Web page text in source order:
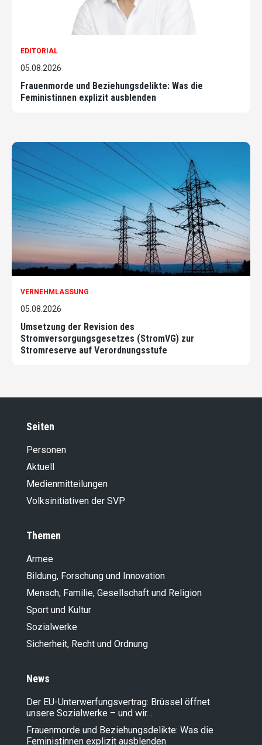
EDITORIAL
05.08.2026
Frauenmorde und Beziehungsdelikte: Was die
Feministinnen explizit ausblenden
VERNEHMLASSUNG
05.08.2026
Umsetzung der Revision des
Stromversorgungsgesetzes (StromVG) zur
Stromreserve auf Verordnungsstufe
Seiten
Personen
Aktuell
Medienmitteilungen
Volksinitiativen der SVP
Themen
Armee
Bildung, Forschung und Innovation
Mensch, Familie, Gesellschaft und Religion
Sport und Kultur
Sozialwerke
Sicherheit, Recht und Ordnung
News
Der EU-Unterwerfungsvertrag: Brüssel öffnet
unsere Sozialwerke – und wir…
Frauenmorde und Beziehungsdelikte: Was die
Feministinnen explizit ausblenden